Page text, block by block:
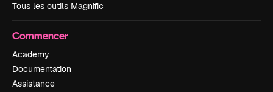
Tous les outils Magnific
Commencer
Academy
Documentation
Assistance